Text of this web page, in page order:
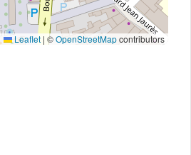
Leaflet | ©OpenStreetMapcontributors